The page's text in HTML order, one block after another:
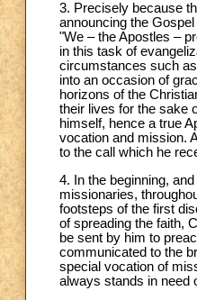
3. Precisely because
announcing the
"We – the Apostles –
in this task of
circumstances such
into an occasion of
horizons of the
their lives for the sake
himself, hence a true
vocation and mission.
to the call which he
4. In the beginning,
missionaries,
footsteps of the first
of spreading the faith,
be sent by him to
communicated to the
special vocation of
always stands in need